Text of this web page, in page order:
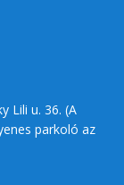
Lili u. 36. (A
parkoló az